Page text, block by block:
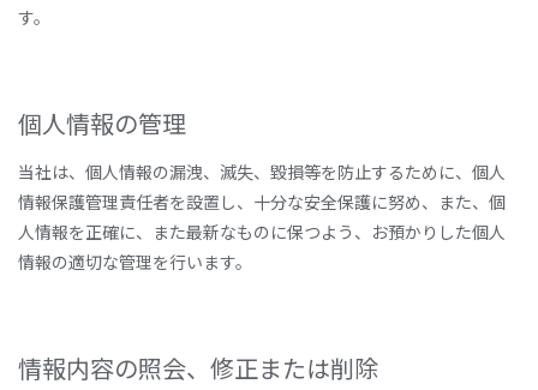
す。
個人情報の管理
当社は、個人情報の漏洩、滅失、毀損等を防止するために、個人
情報保護管理責任者を設置し、十分な安全保護に努め、また、個
人情報を正確に、また最新なものに保つよう、お預かりした個人
情報の適切な管理を行います。
情報内容の照会、修正または削除